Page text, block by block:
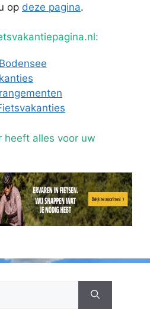
op deze pagina.
heeft alles voor uw